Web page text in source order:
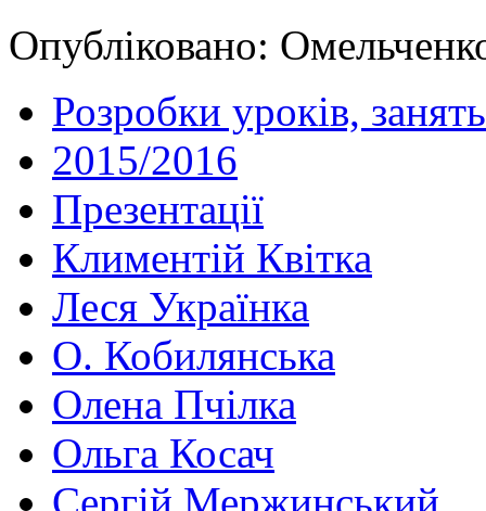
Опубліковано:
Розробки уроків, занять
2015/2016
Презентації
Климентій Квітка
Леся Українка
О. Кобилянська
Олена Пчілка
Ольга Косач